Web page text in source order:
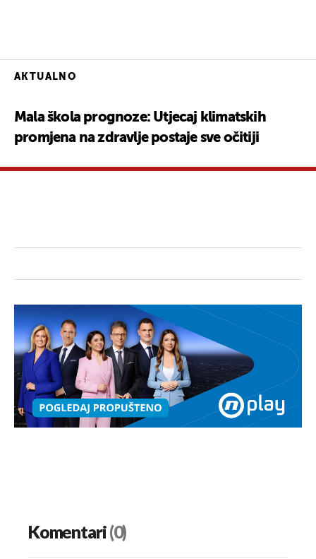
AKTUALNO
Mala škola prognoze: Utjecaj klimatskih
promjena na zdravlje postaje sve očitiji
Komentari(0)